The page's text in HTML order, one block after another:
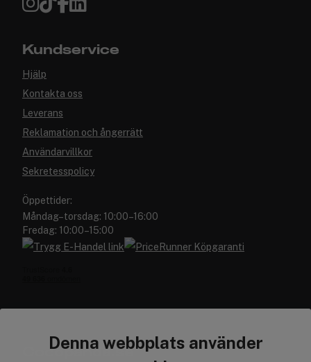
Denna webbplats använder
Kundservice
Hjälp
Kontakta oss
Leverans
Reklamation och ångerrätt
Användarvillkor
Sekretesspolicy
Öppettider:
Måndag–torsdag: 10:00–16:00
Fredag: 10:00–15:00
Cocopanda.se